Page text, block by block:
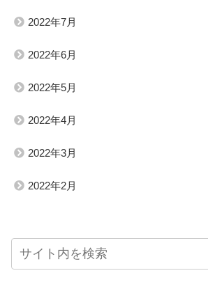
2022年7月
2022年6月
2022年5月
2022年4月
2022年3月
2022年2月